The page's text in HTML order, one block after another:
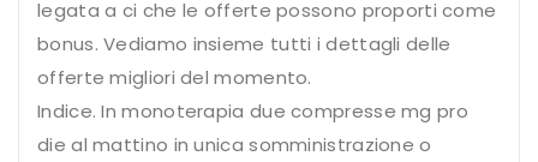
legata a ci che le offerte possono proporti come
bonus. Vediamo insieme tutti i dettagli delle
offerte migliori del momento.
Indice. In monoterapia due compresse mg pro
die al mattino in unica somministrazione o